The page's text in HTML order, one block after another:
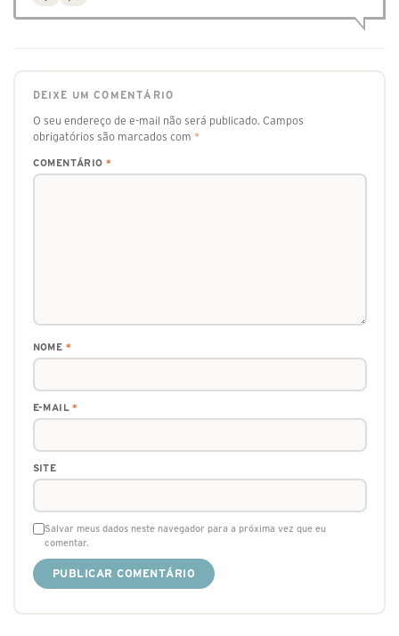
DEIXE UM COMENTÁRIO
O seu endereço de e-mail não será publicado. Campos
obrigatórios são marcados com *
COMENTÁRIO *
NOME *
E-MAIL*
SITE
Salvar meus dados neste navegador para a próxima vez que eu
comentar.